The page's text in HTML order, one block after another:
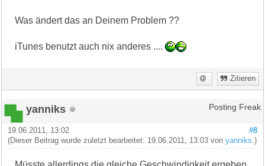
Was ändert das an Deinem Problem ??
iTunes benutzt auch nix anderes ....
Zitieren
yanniks Posting Freak
#8
19.06.2011, 13:02
(Dieser Beitrag wurde zuletzt bearbeitet: 19.06.2011, 13:03 vonyanniks .)